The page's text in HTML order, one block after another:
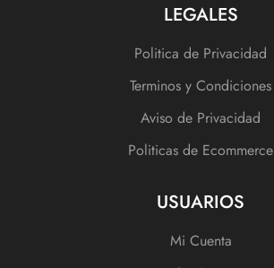
LEGALES
Politica de Privacidad
Terminos y Condiciones
Aviso de Privacidad
Politicas de Ecommerce
USUARIOS
Mi Cuenta